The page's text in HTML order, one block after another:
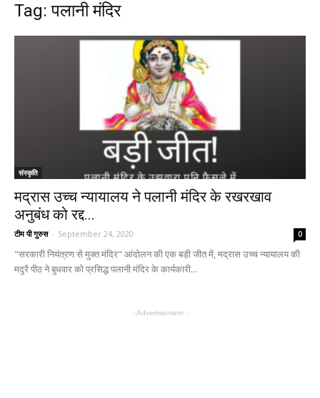
Tag: पलानी मंदिर
संस्कृति
मद्रास उच्च न्यायालय ने पलानी मंदिर के रखरखाव
अनुबंध को रद्द...
टीम पी गुरुस - September 24, 2020 0
"सरकारी नियंत्रण से मुक्त मंदिर" आंदोलन की एक बड़ी जीत में, मद्रास उच्च न्यायालय की
मदुरै पीठ ने बुधवार को प्रसिद्ध पलानी मंदिर के कार्यकारी...
- Advertisement -